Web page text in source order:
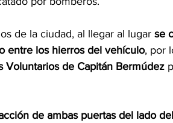
de la ciudad, al llegar al lugar se
entre los hierros del vehículo, por
Voluntarios de Capitán Bermúdez
de ambas puertas del lado